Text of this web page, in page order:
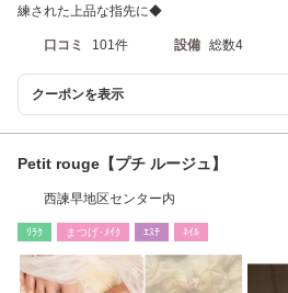
練された上品な指先に◆
口コミ 101件 設備 総数4
クーポンを表示
Petit rouge【プチ ルージュ】
西諫早地区センター内
ﾘﾗｸ まつげ･ﾒｲｸ ｴｽﾃ ﾈｲﾙ